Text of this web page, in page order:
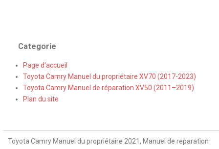
Categorie
Page d'accueil
Toyota Camry Manuel du propriétaire XV70 (2017-2023)
Toyota Camry Manuel de réparation XV50 (2011–2019)
Plan du site
Toyota Camry Manuel du propriétaire 2021, Manuel de reparation